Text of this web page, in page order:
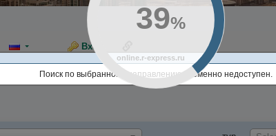
Вход
Ссылка на эту страницу
40%
online.r-express.ru
Поиск по выбранному направлению временно недоступен.